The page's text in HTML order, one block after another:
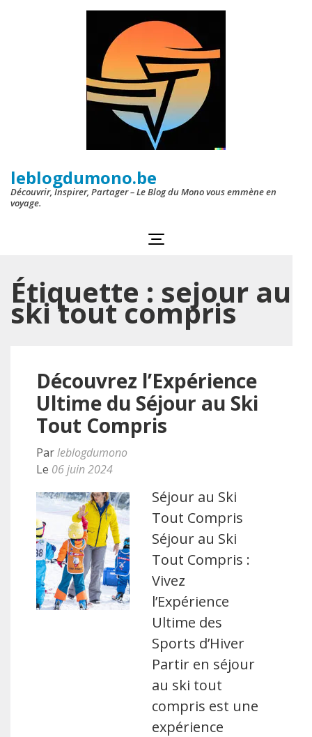
leblogdumono.be
Découvrir, Inspirer, Partager – Le Blog du Mono vous emmène en
voyage.
Étiquette : sejour au
ski tout compris
Découvrez l’Expérience
Ultime du Séjour au Ski
Tout Compris
Parleblogdumono
Le 06 juin 2024
Séjour au Ski
Tout Compris
Séjour au Ski
Tout Compris :
Vivez
l’Expérience
Ultime des
Sports d’Hiver
Partir en séjour
au ski tout
compris est une
expérience